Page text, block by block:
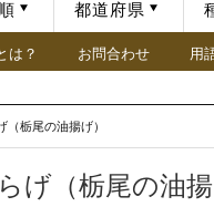
都道府県
は？ お問合わせ 用
（栃尾の油揚げ）
げ（栃尾の油